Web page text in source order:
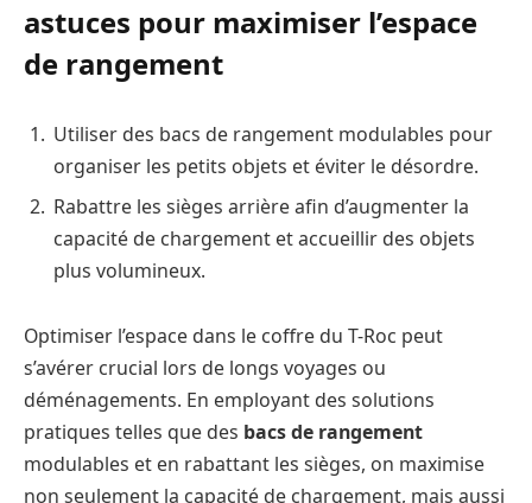
astuces pour maximiser l’espace
de rangement
Utiliser des bacs de rangement modulables pour
organiser les petits objets et éviter le désordre.
Rabattre les sièges arrière afin d’augmenter la
capacité de chargement et accueillir des objets
plus volumineux.
Optimiser l’espace dans le coffre du T-Roc peut
s’avérer crucial lors de longs voyages ou
déménagements. En employant des solutions
pratiques telles que des bacs de rangement
modulables et en rabattant les sièges, on maximise
non seulement la capacité de chargement, mais aussi